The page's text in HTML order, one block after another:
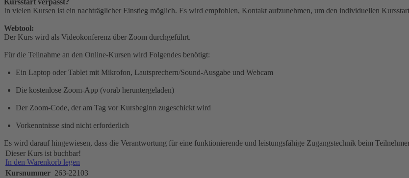
Kursstart verpasst?
In vielen Kursen ist ein nachträglicher Einstieg möglich. Es wird empfohlen, Kontakt aufzunehmen, um den individuellen
Webtool:
Der Kurs wird als Videokonferenz über Zoom durchgeführt.
Für die Teilnahme an den Online-Kursen wird Folgendes benötigt:
Ein Laptop oder Tablet mit Mikrofon, Lautsprechern/Sound-Ausgabe und Webcam
Die kostenlose Zoom-App (vorab heruntergeladen)
Der Zoom-Code, der am Tag vor Kursbeginn zugeschickt wird
Vorkenntnisse sind nicht erforderlich
Es wird darauf hingewiesen, dass die Verantwortung für eine funktionierende und leistungsfähige Zugangstechnik beim
Dieser Kurs ist buchbar!
In den Warenkorb legen
Kursnummer 263-22103